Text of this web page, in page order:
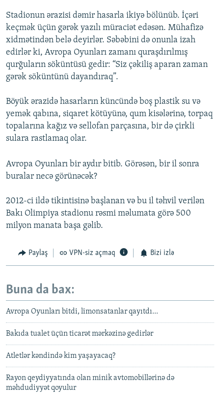
Stadionun ərazisi dəmir hasarla ikiyə bölünüb. İçəri
keçmək üçün gərək yazılı müraciət edəsən. Mühafizə
xidmətindən belə deyirlər. Səbəbini də onunla izah
edirlər ki, Avropa Oyunları zamanı quraşdırılmış
qurğuların söküntüsü gedir: “Siz çəkiliş aparan zaman
gərək söküntünü dayandıraq”.
Böyük ərazidə hasarların küncündə boş plastik su və
yemək qabına, siqaret kötüyünə, qum kisələrinə, torpaq
topalarına kağız və sellofan parçasına, bir də çirkli
sulara rastlamaq olar.
Avropa Oyunları bir aydır bitib. Görəsən, bir il sonra
buralar necə görünəcək?
2012-ci ildə tikintisinə başlanan və bu il təhvil verilən
Bakı Olimpiya stadionu rəsmi məlumata görə 500
milyon manata başa gəlib.
Paylaş VPN-siz açmaq Bizi izlə
Buna da bax:
Avropa Oyunları bitdi, limonsatanlar qayıtdı...
Bakıda tualet üçün ticarət mərkəzinə gedirlər
Atletlər kəndində kim yaşayacaq?
Rayon qeydiyyatında olan minik avtomobillərinə də
məhdudiyyət qoyulur